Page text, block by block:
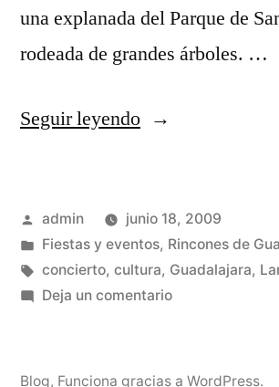
una explanada del Parque de
rodeada de grandes árboles. …
Seguir leyendo«Solsticio
Publicado
por
admin
junio 18, 2009
Publicado
en
Fiestas y eventos, Rincones de
Etiquetas:
concierto, cultura, Guadalajara,
Deja un comentarioen
Blog, Funciona gracias a WordPress.